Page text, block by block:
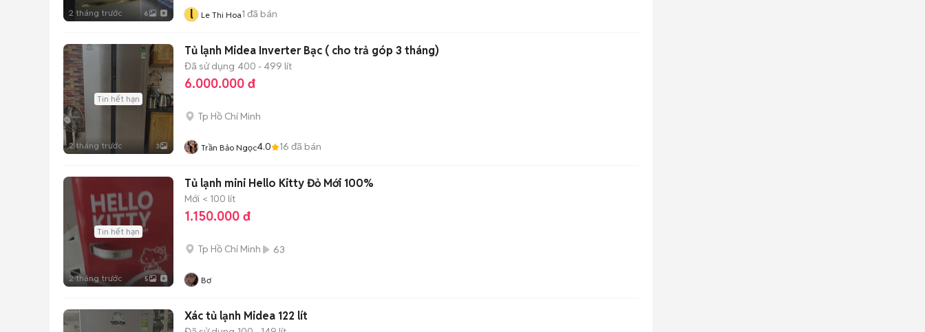
2 tháng trước 6 l Le Thi Hoa1 đã bán
Tin hết hạn
2 tháng trước 3
Tủ lạnh Midea Inverter Bạc ( cho trả góp 3 tháng)
Đã sử dụng 400 - 499 lít
6.000.000 đ
Tp Hồ Chí Minh
Trần Bảo Ngọc4.0 16 đã bán
Tin hết hạn
2 tháng trước 5
Tủ lạnh mini Hello Kitty Đỏ Mới 100%
Mới < 100 lít
1.150.000 đ
Tp Hồ Chí Minh 63
Bơ
Xác tủ lạnh Midea 122 lít